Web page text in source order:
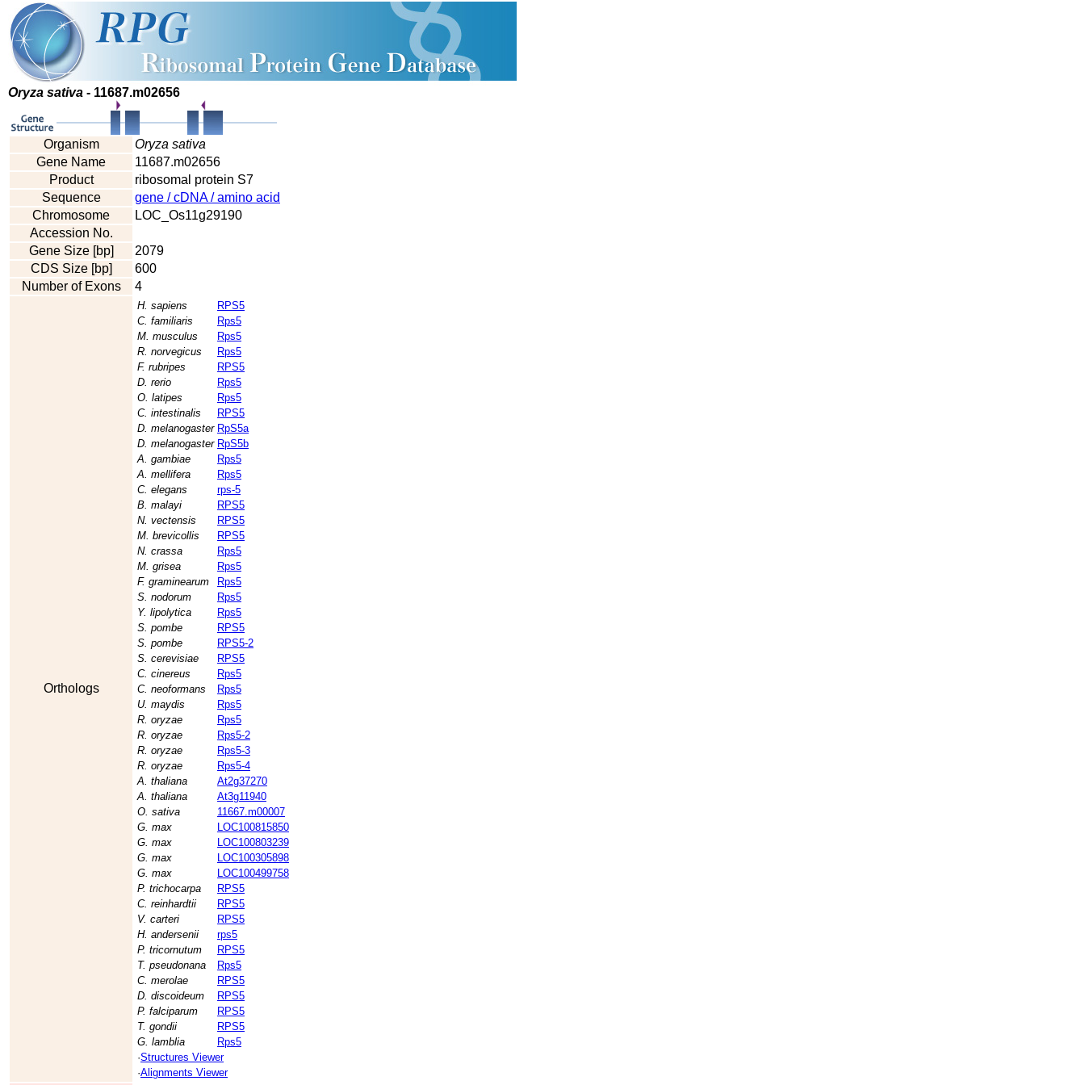
Oryza sativa - 11687.m02656
Organism
Oryza sativa
Gene Name
11687.m02656
Product
ribosomal protein S7
Sequence
gene / cDNA / amino acid
Chromosome
LOC_Os11g29190
Accession No.
Gene Size [bp]
2079
CDS Size [bp]
600
Number of Exons
4
Orthologs
H. sapiens
RPS5
C. familiaris
Rps5
M. musculus
Rps5
R. norvegicus
Rps5
F. rubripes
RPS5
D. rerio
Rps5
O. latipes
Rps5
C. intestinalis
RPS5
D. melanogaster RpS5a
D. melanogaster RpS5b
A. gambiae
Rps5
A. mellifera
Rps5
C. elegans
rps-5
B. malayi
RPS5
N. vectensis
RPS5
M. brevicollis
RPS5
N. crassa
Rps5
M. grisea
Rps5
F. graminearum
Rps5
S. nodorum
Rps5
Y. lipolytica
Rps5
S. pombe
RPS5
S. pombe
RPS5-2
S. cerevisiae
RPS5
C. cinereus
Rps5
C. neoformans
Rps5
U. maydis
Rps5
R. oryzae
Rps5
R. oryzae
Rps5-2
R. oryzae
Rps5-3
R. oryzae
Rps5-4
A. thaliana
At2g37270
A. thaliana
At3g11940
O. sativa
11667.m00007
G. max
LOC100815850
G. max
LOC100803239
G. max
LOC100305898
G. max
LOC100499758
P. trichocarpa
RPS5
C. reinhardtii
RPS5
V. carteri
RPS5
H. andersenii
rps5
P. tricornutum
RPS5
T. pseudonana
Rps5
C. merolae
RPS5
D. discoideum
RPS5
P. falciparum
RPS5
T. gondii
RPS5
G. lamblia
Rps5
·Structures Viewer
·Alignments Viewer